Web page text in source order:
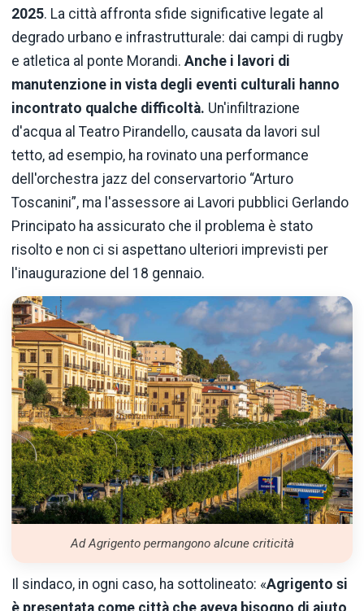
2025. La città affronta sfide significative legate al
degrado urbano e infrastrutturale: dai campi di rugby
e atletica al ponte Morandi. Anche i lavori di
manutenzione in vista degli eventi culturali hanno
incontrato qualche difficoltà. Un'infiltrazione
d'acqua al Teatro Pirandello, causata da lavori sul
tetto, ad esempio, ha rovinato una performance
dell'orchestra jazz del conservartorio “Arturo
Toscanini”, ma l'assessore ai Lavori pubblici Gerlando
Principato ha assicurato che il problema è stato
risolto e non ci si aspettano ulteriori imprevisti per
l'inaugurazione del 18 gennaio.
Ad Agrigento permangono alcune criticità
Il sindaco, in ogni caso, ha sottolineato: «Agrigento si
è presentata come città che aveva bisogno di aiuto